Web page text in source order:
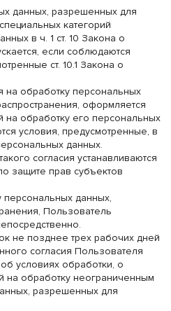
данных, разрешенных для
категорий
в ч. 1 ст. 10 Закона о
если соблюдаются
ст. 10.1 Закона о
на обработку персональных
оформляется
на обработку его персональных
условия, предусмотренные, в
данных.
согласия устанавливаются
защите прав субъектов
персональных данных,
Пользователь
не позднее трех рабочих дней
согласия Пользователя
условиях обработки, о
на обработку неограниченным
разрешенных для
район, вл 9, ТЦ Ашан Время
10-22
22 ТЦ Ашан Время работы 10-22
Закрыть
Богородский район,
вл 9, ТЦ Ашан Время